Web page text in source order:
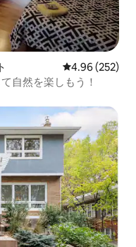
レビュー252
4.96 (252)
自然を楽しもう！